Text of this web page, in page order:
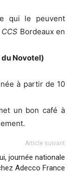
qui le peuvent
Bordeaux en
du Novotel)
à partir de 10
un bon café à
Article suivant
journée nationale
Adecco France